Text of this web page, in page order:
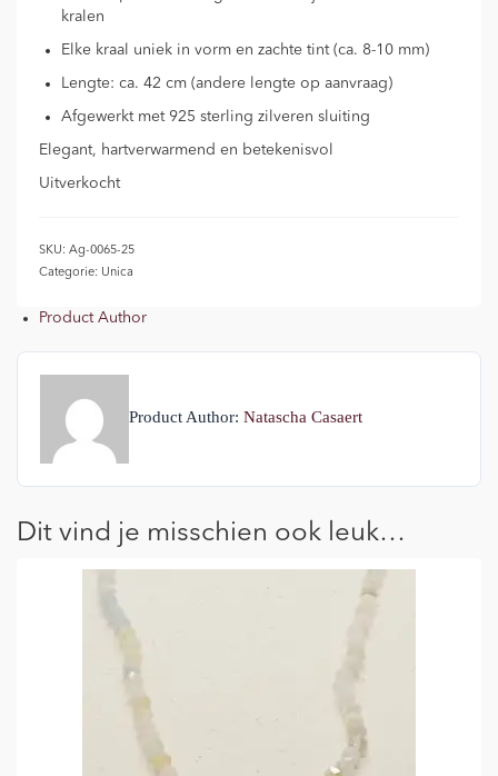
kralen
Elke kraal uniek in vorm en zachte tint (ca. 8-10 mm)
Lengte: ca. 42 cm (andere lengte op aanvraag)
Afgewerkt met 925 sterling zilveren sluiting
Elegant, hartverwarmend en betekenisvol
Uitverkocht
SKU: Ag-0065-25
Categorie: Unica
Product Author
Product Author: Natascha Casaert
Dit vind je misschien ook leuk…